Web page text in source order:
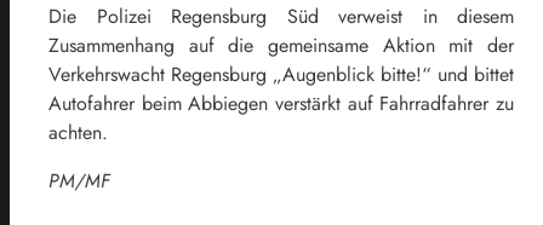
Die Polizei Regensburg Süd verweist in diesem
Zusammenhang auf die gemeinsame Aktion mit der
Verkehrswacht Regensburg „Augenblick bitte!“ und bittet
Autofahrer beim Abbiegen verstärkt auf Fahrradfahrer zu
achten.
PM/MF